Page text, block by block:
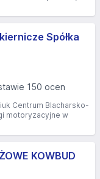
Spółka
150 ocen
Centrum Blacharsko-
motoryzacyjne w
KOWBUD